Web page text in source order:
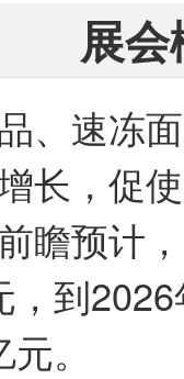
展
、速冻
长，促
瞻预计
，到
。